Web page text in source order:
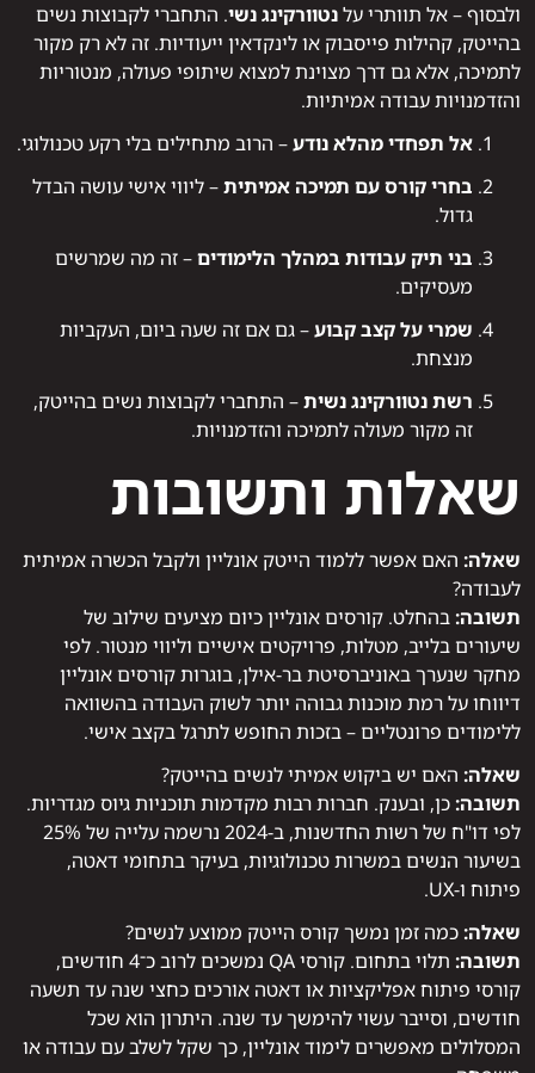
ולבסוף – אל תוותרי עלנטוורקינג נשי. התחברי לקבוצות נשים
בהייטק, קהילות פייסבוק או לינקדאין ייעודיות. זה לא רק מקור
לתמיכה, אלא גם דרך מצוינת למצוא שיתופי פעולה, מנטוריות
והזדמנויות עבודה אמיתיות.
אל תפחדי מהלא נודע– הרוב מתחילים בלי רקע טכנולוגי.
בחרי קורס עם תמיכה אמיתית– ליווי אישי עושה הבדל
גדול.
בני תיק עבודות במהלך הלימודים– זה מה שמרשים
מעסיקים.
שמרי על קצב קבוע– גם אם זה שעה ביום, העקביות
מנצחת.
רשת נטוורקינג נשית– התחברי לקבוצות נשים בהייטק,
זה מקור מעולה לתמיכה והזדמנויות.
שאלות ותשובות
שאלה: האם אפשר ללמוד הייטק אונליין ולקבל הכשרה אמיתית
לעבודה?
תשובה:בהחלט. קורסים אונליין כיום מציעים שילוב של
שיעורים בלייב, מטלות, פרויקטים אישיים וליווי מנטור. לפי
מחקר שנערך באוניברסיטת בר-אילן, בוגרות קורסים אונליין
דיווחו על רמת מוכנות גבוהה יותר לשוק העבודה בהשוואה
ללימודים פרונטליים – בזכות החופש לתרגל בקצב אישי.
שאלה: האם יש ביקוש אמיתי לנשים בהייטק?
תשובה:כן, ובענק. חברות רבות מקדמות תוכניות גיוס מגדריות.
לפי דו"ח של רשות החדשנות, ב-2024 נרשמה עלייה של 25%
בשיעור הנשים במשרות טכנולוגיות, בעיקר בתחומי דאטה,
פיתוח ו-UX.
שאלה:כמה זמן נמשך קורס הייטק ממוצע לנשים?
תשובה:
תלוי בתחום. קורסי QA נמשכים לרוב כ־4 חודשים,
קורסי פיתוח אפליקציות או דאטה אורכים כחצי שנה עד תשעה
חודשים, וסייבר עשוי להימשך עד שנה. היתרון הוא שכל
המסלולים מאפשרים לימוד אונליין, כך שקל לשלב עם עבודה או